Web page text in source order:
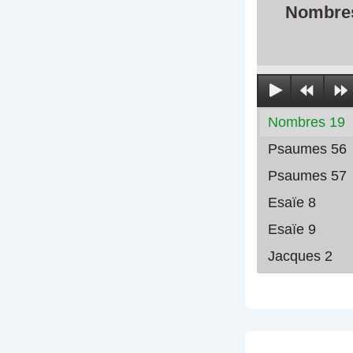
Nombres 19
Psaumes 56
Psaumes 57
Esaïe 8
Esaïe 9
Jacques 2